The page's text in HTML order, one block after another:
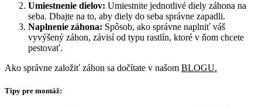
Umiestnenie dielov: Umiestnite jednotlivé diely záhona na
seba. Dbajte na to, aby diely do seba správne zapadli.
Naplnenie záhona: Spôsob, ako správne naplniť váš
vyvýšený záhon, závisí od typu rastlín, ktoré v ňom chcete
pestovať.
Ako správne založiť záhon sa dočítate v našom BLOGU.
Tipy pre montáž: